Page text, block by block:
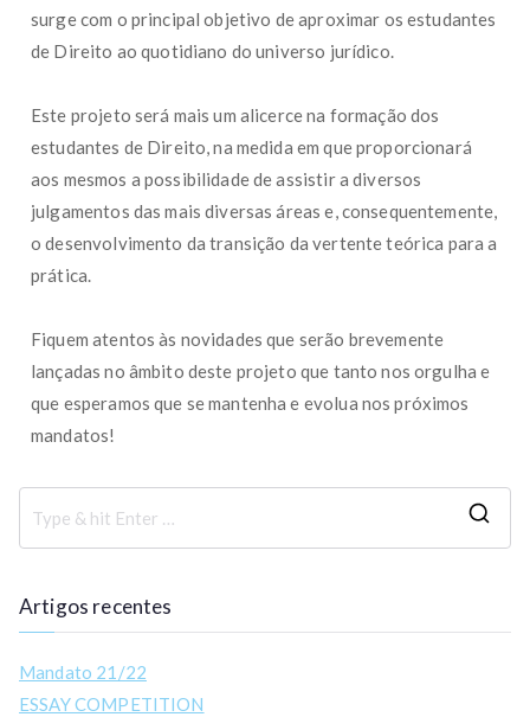
surge com o principal objetivo de aproximar os estudantes
de Direito ao quotidiano do universo jurídico.
Este projeto será mais um alicerce na formação dos
estudantes de Direito, na medida em que proporcionará
aos mesmos a possibilidade de assistir a diversos
julgamentos das mais diversas áreas e, consequentemente,
o desenvolvimento da transição da vertente teórica para a
prática.
Fiquem atentos às novidades que serão brevemente
lançadas no âmbito deste projeto que tanto nos orgulha e
que esperamos que se mantenha e evolua nos próximos
mandatos!
Artigos recentes
Mandato 21/22
ESSAY COMPETITION